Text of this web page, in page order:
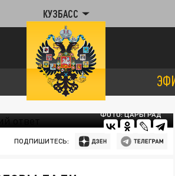
КУЗБАСС
ФОТО: ЦАРЬГРАД
ПОДПИШИТЕСЬ: